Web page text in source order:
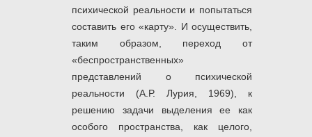
психической реальности и попытаться
составить его «карту». И осуществить,
таким образом, переход от
«беспространственных»
представлений о психической
реальности (А.Р. Лурия, 1969), к
решению задачи выделения ее как
особого пространства, как целого,